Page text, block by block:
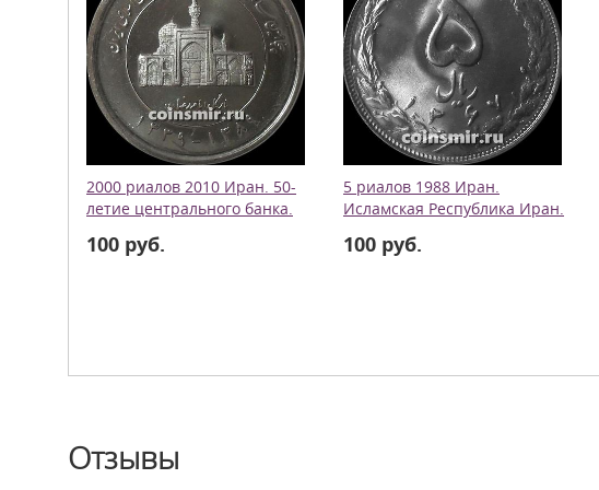
2000 риалов 2010 Иран. 50-
летие центрального банка.
100 руб.
5 риалов 1988 Иран.
Исламская Республика Иран.
100 руб.
Отзывы